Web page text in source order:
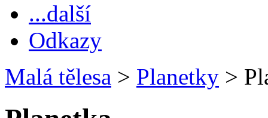
...další
Odkazy
Malá tělesa > Planetky >